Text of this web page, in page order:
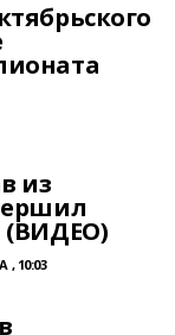
из
(ВИДЕО)
, 10:03